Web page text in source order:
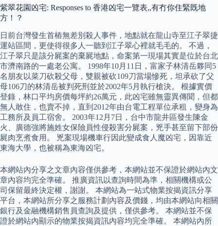
紫翠花園凶宅: Responses to 香港凶宅一覽表,,有冇你住緊既地
方！？
日前台灣發生首樁無差別殺人事件，地點就在龍山寺至江子翠捷
運站區間，更使得很多人一聽到江子翠心裡就毛毛的。 不過，
江子翠只是該分屍案的棄屍地點，命案第一現場其實是位於台北
市濟南路的一處老公寓。 1998年10月11日，富家子林清岳夥同5
名朋友以菜刀砍殺父母，雙親被砍109刀當場慘死，坦承砍了父
母106刀的林清岳被判死刑並於2002年5月執行槍決。 根據實價
登錄，林口平均房價每坪約26萬元，此凶宅雖無靈異傳聞，但都
無人敢住，也賣不掉，直到2012年由台電工程單位承租，變身為
工務所及員工宿舍。 2003年12月7日，台中市龍井區發生陳金
火、廣德強將施姓女保險員性侵殺害分屍案，兇手甚至留下部份
屍肉烹煮食用。 兇案現場機車行因此變成食人魔凶宅，因靠近
東海大學，也被稱為東海凶宅。
本網站內分享之文章內容僅供參考，本網站並不保證於網站內文
章內容均完全準確。 推廣資訊以查詢時間為準，相關機構或公
司保留最終決定權，謝謝。 本網站為一站式物業按揭資訊分享
平台，本網站所分享之服務計劃內容及價錢，均由本網站向相關
銀行及金融機構銷售員查詢及提供，僅供參考。 本網站並不保
證於網站內顯示的物業按揭資訊內容均完全準確。 本網站內所